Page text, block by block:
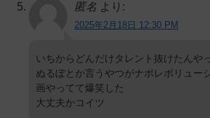
匿名 より:
2025年2月18日 12:30 PM
いちからどんだけタレント抜けたんや
ぬるぽとか言うやつがナポレボリュー
画やってて爆笑した
大丈夫かコイツ